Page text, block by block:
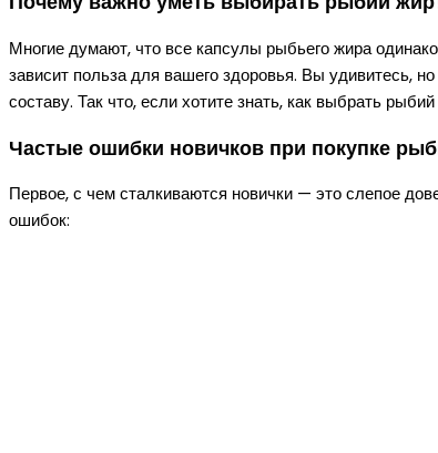
Многие думают, что все капсулы рыбьего жира
зависит польза для вашего здоровья. Вы удивитесь,
составу. Так что, если хотите знать, как выбрать
Частые ошибки новичков при покупке
Первое, с чем сталкиваются новички — это слепое
ошибок: